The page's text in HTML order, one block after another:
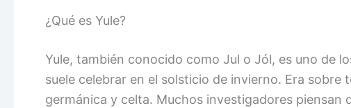
¿Qué es Yule?
Yule, también conocido como Jul o Jól, es uno de
suele celebrar en el solsticio de invierno. Era
germánica y celta. Muchos investigadores piensan